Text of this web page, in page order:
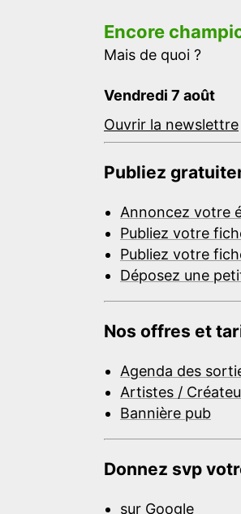
Encore
Mais de quoi ?
Vendredi 7 août
Ouvrir la newslettre
Publiez
Annoncez votre
Publiez votre
Publiez votre
Déposez une
Nos offres et
Agenda des
Artistes /
Bannière pub
Donnez svp
sur Google